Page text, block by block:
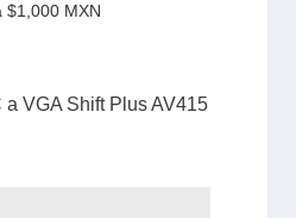
$1,000 MXN
VGA Shift Plus AV415